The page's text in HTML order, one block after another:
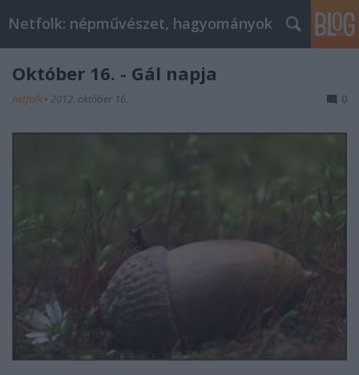
Netfolk: népművészet, hagyományok
Október 16. - Gál napja
netfolk • 2012. október 16. 0